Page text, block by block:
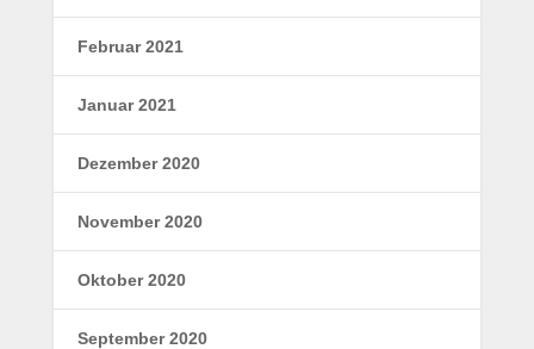
Februar 2021
Januar 2021
Dezember 2020
November 2020
Oktober 2020
September 2020